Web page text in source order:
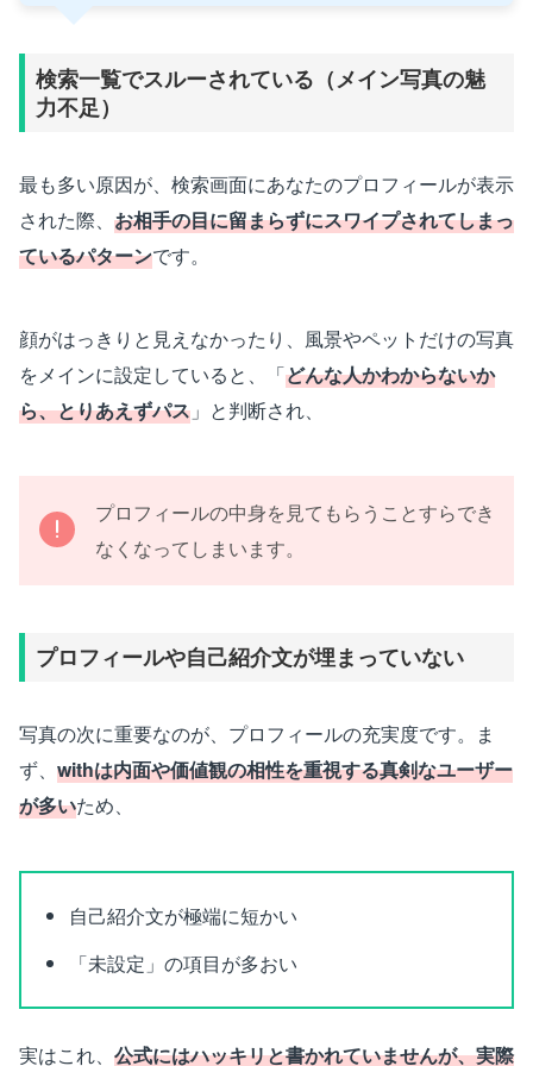
検索一覧でスルーされている（メイン写真の魅
力不足）
最も多い原因が、検索画面にあなたのプロフィールが表示
された際、 お相手の目に留まらずにスワイプされてしまっ
ているパターンです。
顔がはっきりと見えなかったり、風景やペットだけの写真
をメインに設定していると、「どんな人かわからないか
ら、とりあえずパス 」と判断され、
プロフィールの中身を見てもらうことすらでき
なくなってしまいます。
プロフィールや自己紹介文が埋まっていない
写真の次に重要なのが、プロフィールの充実度です。ま
ず、 withは内面や価値観の相性を重視する真剣なユーザー
が多いため、
自己紹介文が極端に短かい
「未設定」の項目が多おい
実はこれ、 公式にはハッキリと書かれていませんが、実際